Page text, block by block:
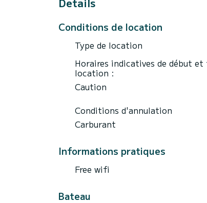
automatique, Prise USB, Douche
extérieurs.
Nous vous invitions à faire une
Conditions de location
Type de location
Horaires indicatives de début et
location :
Caution
Conditions d'annulation
Carburant
Informations pratiques
Free wifi
Bateau